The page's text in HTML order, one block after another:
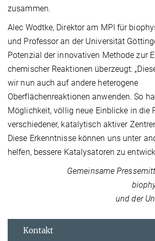
zusammen.
Alec Wodtke, Direktor am MPI für
und Professor an der Universität
Potenzial der innovativen Methode zur
chemischer Reaktionen überzeugt:
wir nun auch auf andere heterogene
Oberflächenreaktionen anwenden. So
Möglichkeit, völlig neue Einblicke in die
verschiedener, katalytisch aktiver
Diese Erkenntnisse können uns unter
helfen, bessere Katalysatoren zu
Gemeinsame
und der
Kontakt